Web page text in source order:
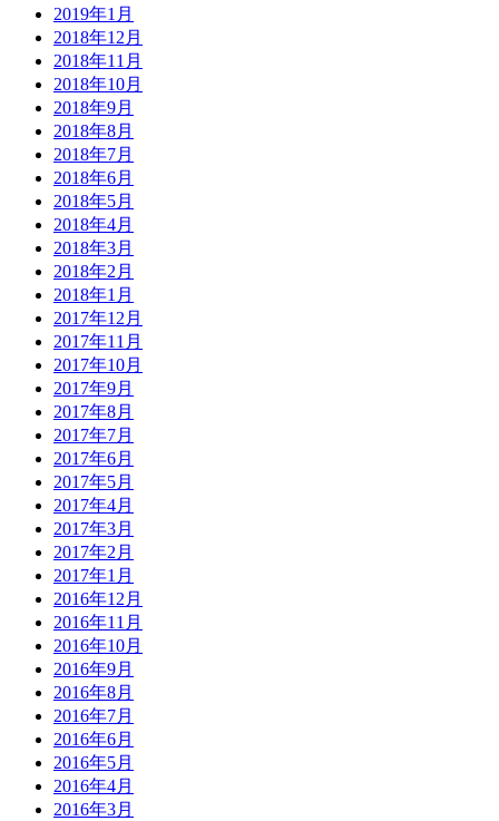
2019年1月
2018年12月
2018年11月
2018年10月
2018年9月
2018年8月
2018年7月
2018年6月
2018年5月
2018年4月
2018年3月
2018年2月
2018年1月
2017年12月
2017年11月
2017年10月
2017年9月
2017年8月
2017年7月
2017年6月
2017年5月
2017年4月
2017年3月
2017年2月
2017年1月
2016年12月
2016年11月
2016年10月
2016年9月
2016年8月
2016年7月
2016年6月
2016年5月
2016年4月
2016年3月